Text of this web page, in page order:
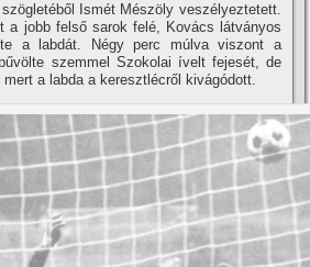
Ismét Mészöly veszélyeztetett.
a jobb felső sarok felé, Kovács látványos
a labdát. Négy perc múlva viszont a
szemmel Szokolai í­velt fejesét, de
a labda a keresztlécről kivágódott.